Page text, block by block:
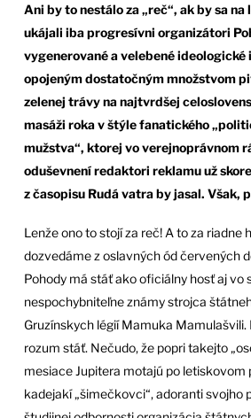
Ani by to nestálo za „reč“, ak by sa
ukájali iba progresívni organizátori
vygenerované a velebené ideologické
opojeným dostatočným množstvom
zelenej trávy na najtvrdšej
masáži roka v štýle fanatického
mužstva“, ktorej vo verejnoprávnom
oduševnení redaktori reklamu už
z časopisu Rudá vatra by jasal. Však,
Lenže ono to stojí za reč! A to za riadne
dozvedáme z oslavných ód červených
Pohody má stáť ako oficiálny hosť aj vo
nespochybniteľne známy strojca
Gruzínskych légií Mamuka Mamulašvili.
rozum stáť. Nečudo, že popri takejto
mesiace Jupitera motajú po letiskovom
kadejakí „šimečkovci“, adoranti svojho